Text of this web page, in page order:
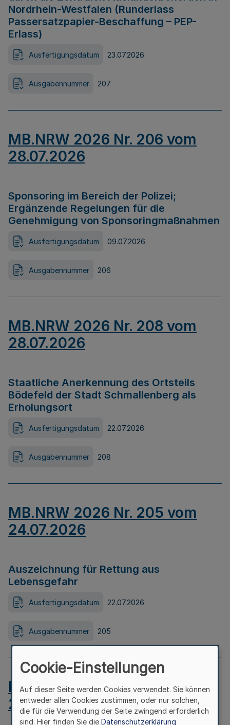
Nordrhein-Westfalen (Runderlass
Passersatzpapier-Beschaffung – PEP-
Erlass)
Ausfertigungsdatum 23.07.2026
Ausgabennummer 207
MB.NRW 2026 Nr. 206 vom
28.07.2026
Sponsoring im Bereich der Polizei;
Ergänzende Regelungen für die
Genehmigung von Sponsoringmaßnahmen
Ausfertigungsdatum 09.07.2026
Ausgabennummer 206
MB.NRW 2026 Nr. 208 vom
28.07.2026
Staatliche Anerkennung des Ortsteils
Bödefeld der Stadt Schmallenberg als
Erholungsort
Ausfertigungsdatum 22.07.2026
Ausgabennummer 208
MB.NRW 2026 Nr. 205 vom
24.07.2026
Auszeichnung für Rettung aus
Lebensgefahr
Ausfertigungsdatum 22.07.2026
Ausgabennummer 205
MB.NRW 2026 Nr. 204 vom
24.07.2026
Cookie-Einstellungen
Auf dieser Seite werden Cookies verwendet. Sie können
entweder allen Cookies zustimmen, oder nur solchen,
die für die Verwendung der Seite zwingend erforderlich
sind. Hier finden Sie die Datenschutzerklärung